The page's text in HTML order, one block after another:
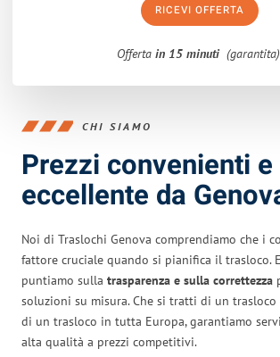
RICEVI OFFERTA
Offerta in 15 minuti
CHI SIAMO
Prezzi convenienti
eccellente da
Noi di Traslochi Genova comprendiamo che i
fattore cruciale quando si pianifica il trasloco.
puntiamo sulla trasparenza e sulla correttezza
soluzioni su misura. Che si tratti di un trasloco
di un trasloco in tutta Europa, garantiamo
alta qualità a prezzi competitivi.